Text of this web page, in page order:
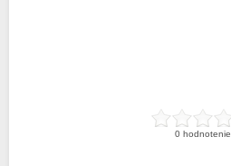
0 hodnotenie